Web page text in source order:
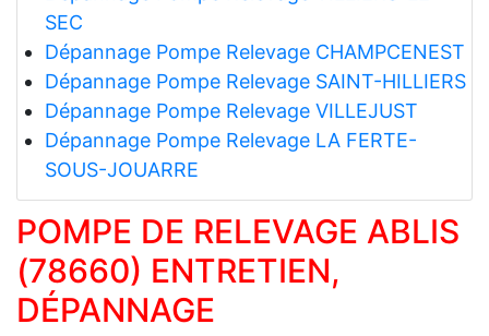
SEC
Dépannage Pompe Relevage CHAMPCENEST
Dépannage Pompe Relevage SAINT-HILLIERS
Dépannage Pompe Relevage VILLEJUST
Dépannage Pompe Relevage LA FERTE-
SOUS-JOUARRE
POMPE DE RELEVAGE ABLIS
(78660) ENTRETIEN,
DÉPANNAGE